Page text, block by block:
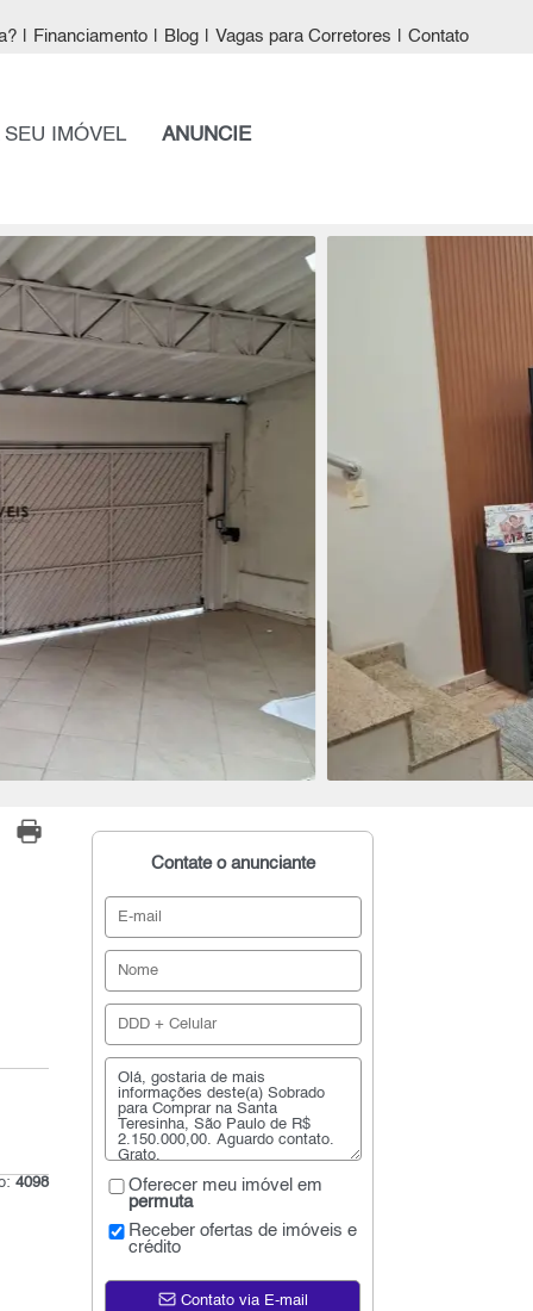
Financiamento Blog Vagas para Corretores Contato
IMÓVEL ANUNCIE
4098
Contate o anunciante
Oferecer meu imóvel em
permuta
Receber ofertas de imóveis e
crédito
Contato via E-mail